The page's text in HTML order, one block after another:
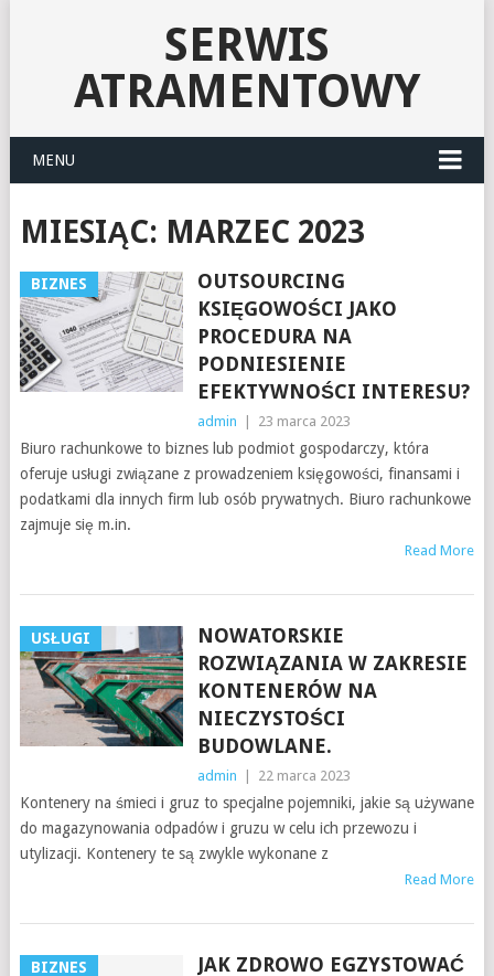
SERWIS
ATRAMENTOWY
MENU
MIESIĄC: MARZEC 2023
BIZNES
OUTSOURCING
KSIĘGOWOŚCI JAKO
PROCEDURA NA
PODNIESIENIE
EFEKTYWNOŚCI INTERESU?
admin 23 marca 2023
Biuro rachunkowe to biznes lub podmiot gospodarczy, która
oferuje usługi związane z prowadzeniem księgowości, finansami i
podatkami dla innych firm lub osób prywatnych. Biuro rachunkowe
zajmuje się m.in.
Read More
USŁUGI
NOWATORSKIE
ROZWIĄZANIA W ZAKRESIE
KONTENERÓW NA
NIECZYSTOŚCI
BUDOWLANE.
admin 22 marca 2023
Kontenery na śmieci i gruz to specjalne pojemniki, jakie są używane
do magazynowania odpadów i gruzu w celu ich przewozu i
utylizacji. Kontenery te są zwykle wykonane z
Read More
BIZNES
JAK ZDROWO EGZYSTOWAĆ